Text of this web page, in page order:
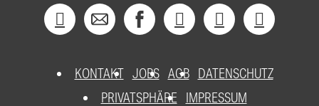
KONTAKT JOBS AGB DATENSCHUTZ
PRIVATSPHÄRE
IMPRESSUM